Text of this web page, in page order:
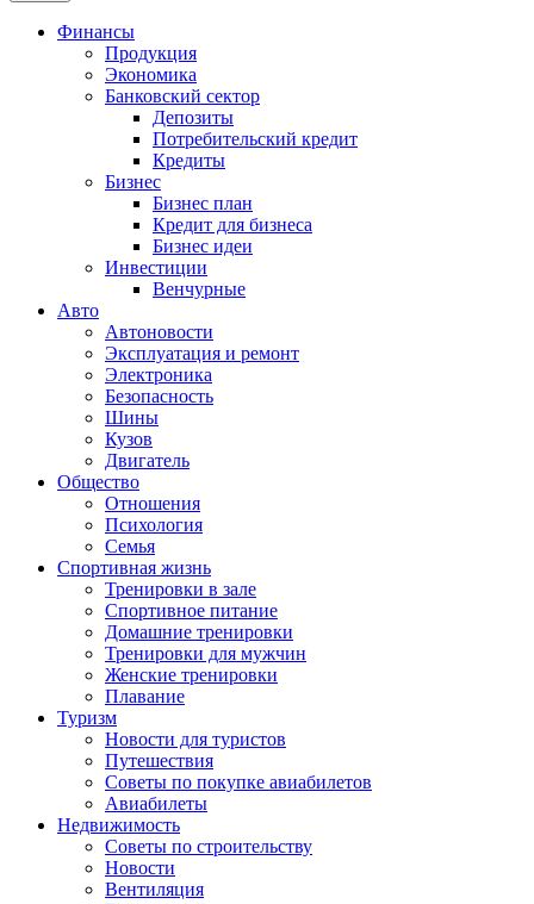
Финансы
Продукция
Экономика
Банковский сектор
Депозиты
Потребительский кредит
Кредиты
Бизнес
Бизнес план
Кредит для бизнеса
Бизнес идеи
Инвестиции
Венчурные
Авто
Автоновости
Эксплуатация и ремонт
Электроника
Безопасность
Шины
Кузов
Двигатель
Общество
Отношения
Психология
Семья
Спортивная жизнь
Тренировки в зале
Спортивное питание
Домашние тренировки
Тренировки для мужчин
Женские тренировки
Плавание
Туризм
Новости для туристов
Путешествия
Советы по покупке авиабилетов
Авиабилеты
Недвижимость
Советы по строительству
Новости
Вентиляция